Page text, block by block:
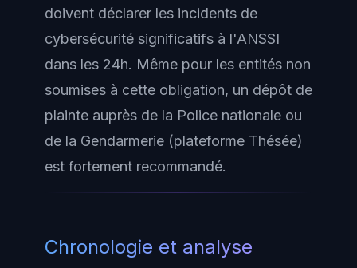
doivent déclarer les incidents de
cybersécurité significatifs à l'ANSSI
dans les 24h. Même pour les entités non
soumises à cette obligation, un dépôt de
plainte auprès de la Police nationale ou
de la Gendarmerie (plateforme Thésée)
est fortement recommandé.
Chronologie et analyse